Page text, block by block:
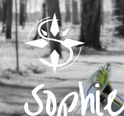
Aller
au
contenu
principal